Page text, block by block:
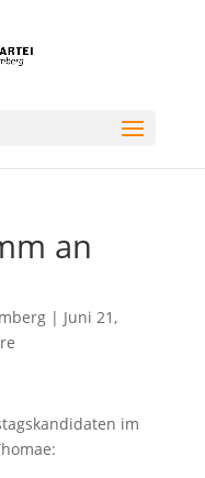
an
| Juni 21,
im